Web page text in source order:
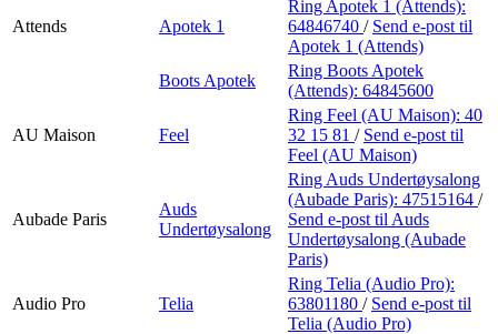
Attends Apotek 1
Ring Apotek 1 (Attends):
64846740 / Send e-post til
Apotek 1 (Attends)
Boots Apotek
Ring Boots Apotek
(Attends): 64845600
AU Maison Feel
Ring Feel (AU Maison): 40
32 15 81 / Send e-post til
Feel (AU Maison)
Aubade Paris
Auds
Undertøysalong
Ring Auds Undertøysalong
(Aubade Paris): 47515164 /
Send e-post til Auds
Undertøysalong (Aubade
Paris)
Audio Pro Telia
Ring Telia (Audio Pro):
63801180 / Send e-post til
Telia (Audio Pro)